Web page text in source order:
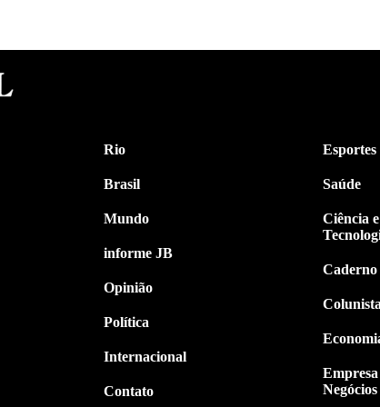
Rio
Brasil
Mundo
informe JB
Opinião
Política
Internacional
Contato
Esportes
Saúde
Ciência e
Caderno
Empresa
Negócios